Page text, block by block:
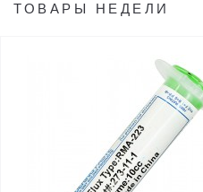
ТОВАРЫ НЕДЕЛИ